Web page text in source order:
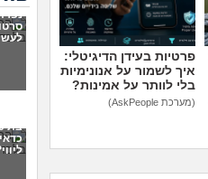
פרטיות בעידן הדיגיטלי:
איך לשמור על אנונימיות
בלי לוותר על אמינות?
(מערכת AskPeople)
6
לא
מה
30)